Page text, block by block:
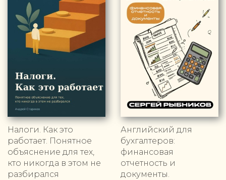
Налоги. Как это
работает. Понятное
объяснение для тех,
кто никогда в этом не
разбирался
Английский для
бухгалтеров:
финансовая
отчетность и
документы.